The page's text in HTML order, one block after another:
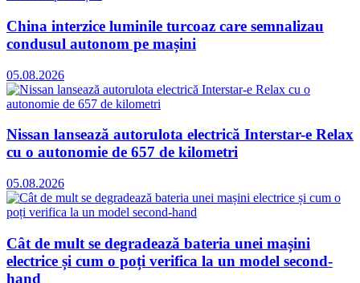
China interzice luminile turcoaz care semnalizau
condusul autonom pe mașini
05.08.2026
Nissan lansează autorulota electrică Interstar-e Relax
cu o autonomie de 657 de kilometri
05.08.2026
Cât de mult se degradează bateria unei mașini
electrice și cum o poți verifica la un model second-
hand